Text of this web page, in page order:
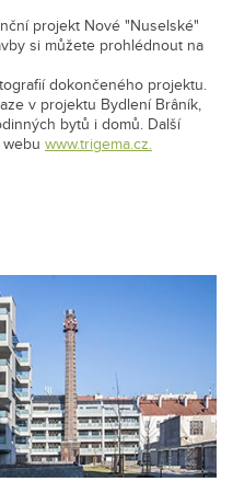
projekt Nové "Nuselské"
si můžete prohlédnout na
dokončeného projektu.
v projektu Bydlení Brâník,
bytů i domů. Další
www.trigema.cz.